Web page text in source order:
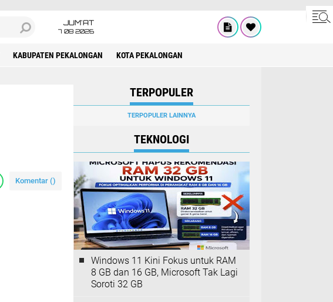
JUM'AT
7 08 2026
KABUPATEN PEKALONGAN KOTA PEKALONGAN
Komentar ()
TERPOPULER
TERPOPULER LAINNYA
TEKNOLOGI
Windows 11 Kini Fokus untuk RAM
8 GB dan 16 GB, Microsoft Tak Lagi
Soroti 32 GB